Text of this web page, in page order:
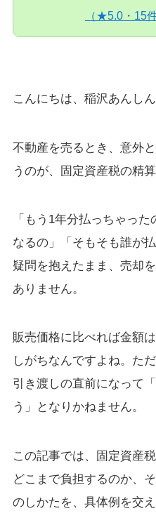
（★5.0・15件
こんにちは、稲沢あんし
不動産を売るとき、意外
うのが、固定資産税の精算
「もう1年分払っちゃっ
なるの」「そもそも誰が
疑問を抱えたまま、売却
ありません。
販売価格に比べれば金額
しがちなんですよね。た
引き渡しの直前になって
う」となりかねません。
この記事では、固定資産
どこまで負担するのか、
のしかたを、具体例を交